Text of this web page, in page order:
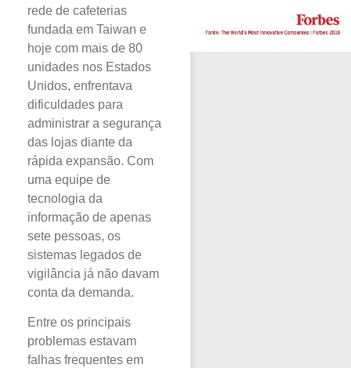
rede de cafeterias
fundada em Taiwan e
hoje com mais de 80
unidades nos Estados
Unidos, enfrentava
dificuldades para
administrar a segurança
das lojas diante da
rápida expansão. Com
uma equipe de
tecnologia da
informação de apenas
sete pessoas, os
sistemas legados de
vigilância já não davam
conta da demanda.
Entre os principais
problemas estavam
falhas frequentes em